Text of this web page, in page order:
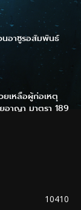
นอาซูรอสัมพันธ์
เหลือผู้ก่อเหตุ
าญา มาตรา 189
10410